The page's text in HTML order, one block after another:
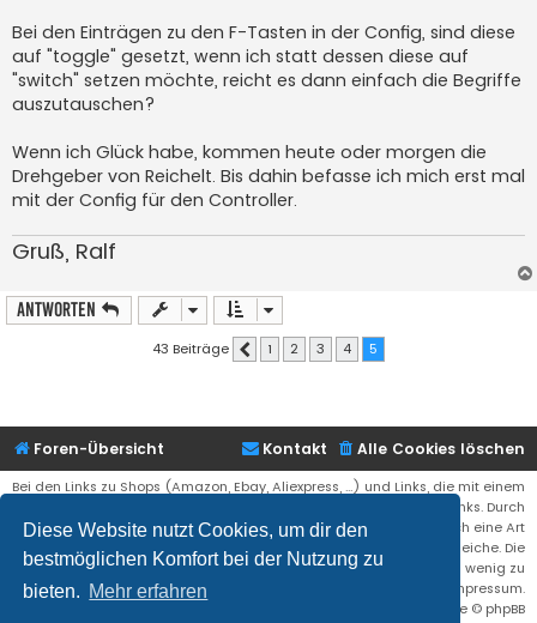
Diese Website nutzt Cookies, um dir den
bestmöglichen Komfort bei der Nutzung zu
bieten. Mehr erfahren
Bei den Einträgen zu den F-Tasten in der Config, sind diese
auf "toggle" gesetzt, wenn ich statt dessen diese auf
"switch" setzen möchte, reicht es dann einfach die Begriffe
auszutauschen?
Wenn ich Glück habe, kommen heute oder morgen die
Drehgeber von Reichelt. Bis dahin befasse ich mich erst mal
mit der Config für den Controller.
Gruß, Ralf
Antworten
43 Beiträge Vorherige
1 2 3 4 5
Foren-Übersicht Alle Cookies löschen
Kontakt
Bei den Links zu Shops (Amazon, Ebay, Aliexpress, ...) und Links, die mit einem
Stern (*) markiert sind, kann es sich um sogenannte Affiliate Links. Durch
den Kauf eines Produktes über einen Affiliate Link erhälte ich eine Art
Umsatzbeteiligung gutgeschrieben. Für euch bleibt der Preis der gleiche. Die
Einnahmen helfen die Hostgebühren für diese Webseite ein wenig zu
reduzieren. Siehe auch das Impressum.
® Forum Software © phpBB